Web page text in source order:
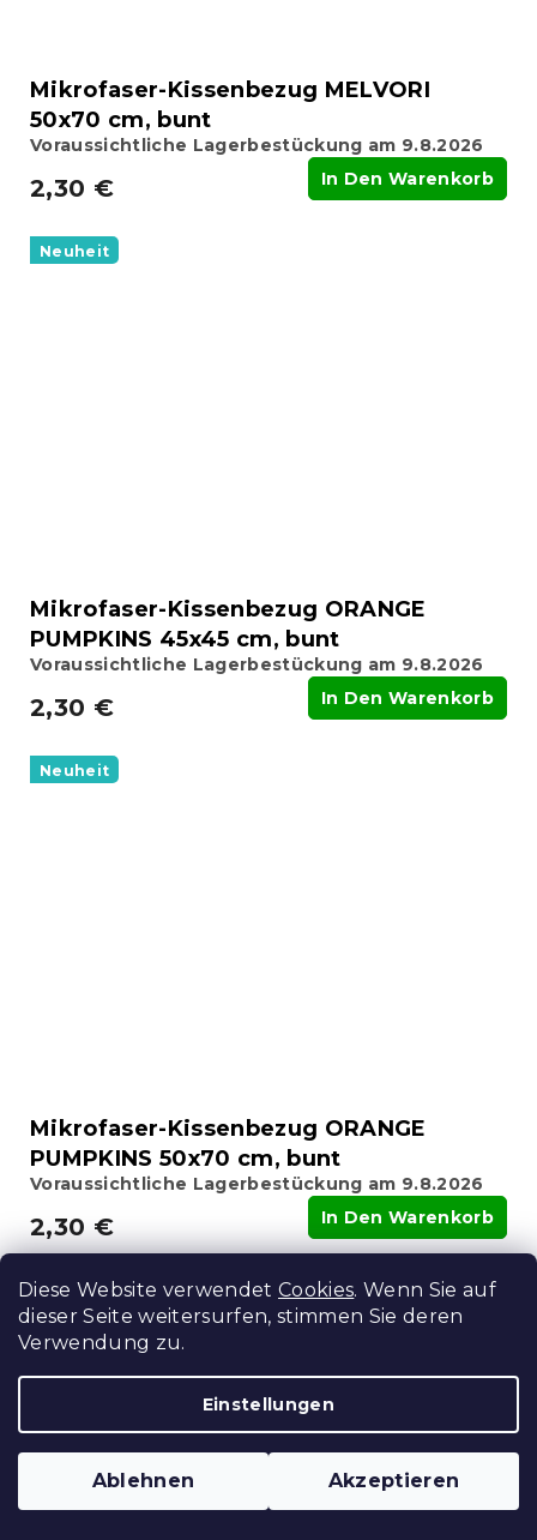
Diese Website verwendet Cookies. Wenn Sie auf
dieser Seite weitersurfen, stimmen Sie deren
Verwendung zu.
Einstellungen
Ablehnen Akzeptieren
Mikrofaser-Kissenbezug MELVORI
50x70 cm, bunt
Voraussichtliche Lagerbestückung am 9.8.2026
2,30 € In Den Warenkorb
Neuheit
Mikrofaser-Kissenbezug ORANGE
PUMPKINS 45x45 cm, bunt
Voraussichtliche Lagerbestückung am 9.8.2026
2,30 € In Den Warenkorb
Neuheit
Mikrofaser-Kissenbezug ORANGE
PUMPKINS 50x70 cm, bunt
Voraussichtliche Lagerbestückung am 9.8.2026
2,30 € In Den Warenkorb
Neuheit